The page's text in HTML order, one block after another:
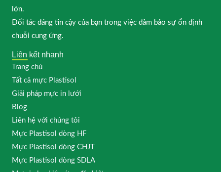
lớn.
Đối tác đáng tin cậy của bạn trong việc đảm bảo sự ổn định
chuỗi cung ứng.
Liên kết nhanh
Trang chủ
Tất cả mực Plastisol
Giải pháp mực in lưới
Blog
Liên hệ với chúng tôi
Mực Plastisol dòng HF
Mực Plastisol dòng CHJT
Mực Plastisol dòng SDLA